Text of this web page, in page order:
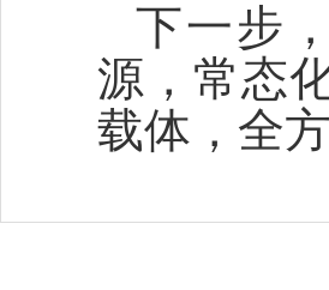
下一步
源，常态
载体，全